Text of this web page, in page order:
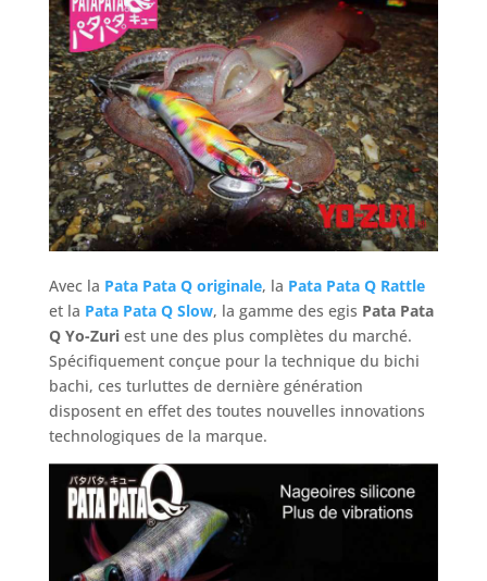
Avec la Pata Pata Q originale, la Pata Pata Q Rattle
et la Pata Pata Q Slow, la gamme des egis Pata Pata
Q Yo-Zuriest une des plus complètes du marché.
Spécifiquement conçue pour la technique du bichi
bachi, ces turluttes de dernière génération
disposent en effet des toutes nouvelles innovations
technologiques de la marque.